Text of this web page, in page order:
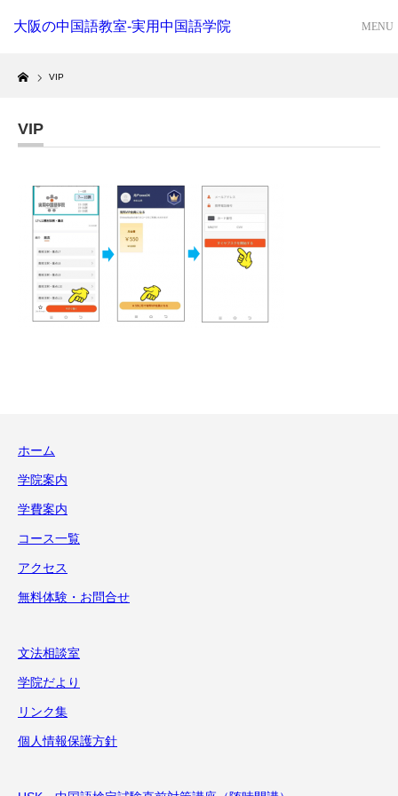
大阪の中国語教室-実用中国語学院
Home
VIP
VIP
ホーム
学院案内
学費案内
コース一覧
アクセス
無料体験・お問合せ
文法相談室
学院だより
リンク集
個人情報保護方針